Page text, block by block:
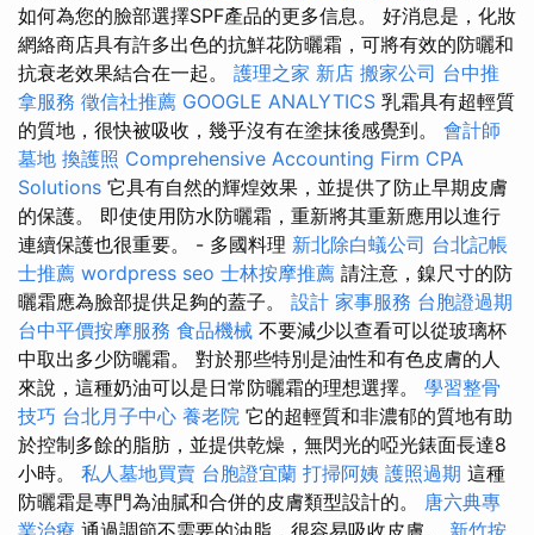
如何為您的臉部選擇SPF產品的更多信息。 好消息是，化妝
網絡商店具有許多出色的抗鮮花防曬霜，可將有效的防曬和
抗衰老效果結合在一起。 護理之家 新店 搬家公司 台中推
拿服務 徵信社推薦 GOOGLE ANALYTICS 乳霜具有超輕質
的質地，很快被吸收，幾乎沒有在塗抹後感覺到。 會計師
墓地 換護照 Comprehensive Accounting Firm CPA
Solutions 它具有自然的輝煌效果，並提供了防止早期皮膚
的保護。 即使使用防水防曬霜，重新將其重新應用以進行
連續保護也很重要。 - 多國料理 新北除白蟻公司 台北記帳
士推薦 wordpress seo 士林按摩推薦 請注意，鎳尺寸的防
曬霜應為臉部提供足夠的蓋子。 設計 家事服務 台胞證過期
台中平價按摩服務 食品機械 不要減少以查看可以從玻璃杯
中取出多少防曬霜。 對於那些特別是油性和有色皮膚的人
來說，這種奶油可以是日常防曬霜的理想選擇。 學習整骨
技巧 台北月子中心 養老院 它的超輕質和非濃郁的質地有助
於控制多餘的脂肪，並提供乾燥，無閃光的啞光錶面長達8
小時。 私人墓地買賣 台胞證宜蘭 打掃阿姨 護照過期 這種
防曬霜是專門為油膩和合併的皮膚類型設計的。 唐六典專
業治療 通過調節不需要的油脂，很容易吸收皮膚。 新竹按